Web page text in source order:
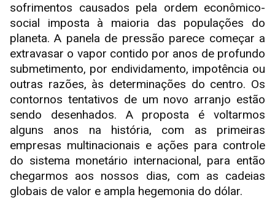
sofrimentos causados pela ordem econômico-
social imposta à maioria das populações do
planeta. A panela de pressão parece começar a
extravasar o vapor contido por anos de profundo
submetimento, por endividamento, impotência ou
outras razões, às determinações do centro. Os
contornos tentativos de um novo arranjo estão
sendo desenhados. A proposta é voltarmos
alguns anos na história, com as primeiras
empresas multinacionais e ações para controle
do sistema monetário internacional, para então
chegarmos aos nossos dias, com as cadeias
globais de valor e ampla hegemonia do dólar.